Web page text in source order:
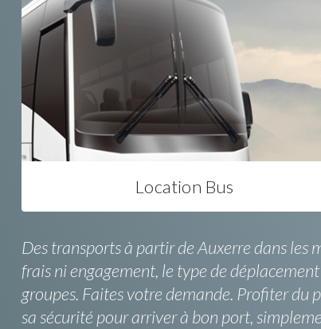
Location Bus
Des transports à partir de Auxerre dans
frais ni engagement, le type de
groupes. Faites votre demande. Profiter
sa sécurité pour arriver à bon port,